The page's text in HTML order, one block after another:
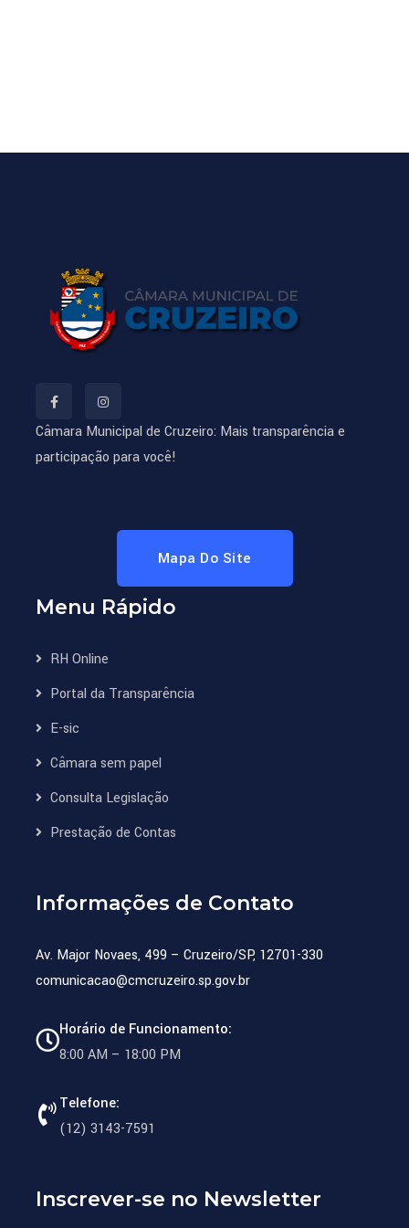
Câmara Municipal de Cruzeiro: Mais transparência e
participação para você!
Mapa Do Site
Menu Rápido
RH Online
Portal da Transparência
E-sic
Câmara sem papel
Consulta Legislação
Prestação de Contas
Informações de Contato
Av. Major Novaes, 499 – Cruzeiro/SP, 12701-330
comunicacao@cmcruzeiro.sp.gov.br
Horário de Funcionamento:
8:00 AM – 18:00 PM
Telefone:
(12) 3143-7591
Inscrever-se no Newsletter